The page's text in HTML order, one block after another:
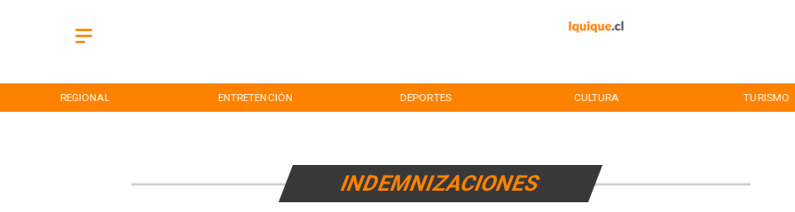
REGIONAL ENTRETENCIÓN DEPORTES CULTURA TURISMO
INDEMNIZACIONES